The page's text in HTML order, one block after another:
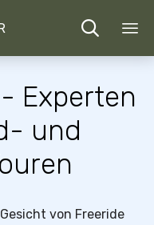

- Experten
und
von Freeride